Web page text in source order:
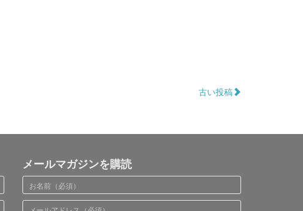
古い投稿
メールマガジンを購読